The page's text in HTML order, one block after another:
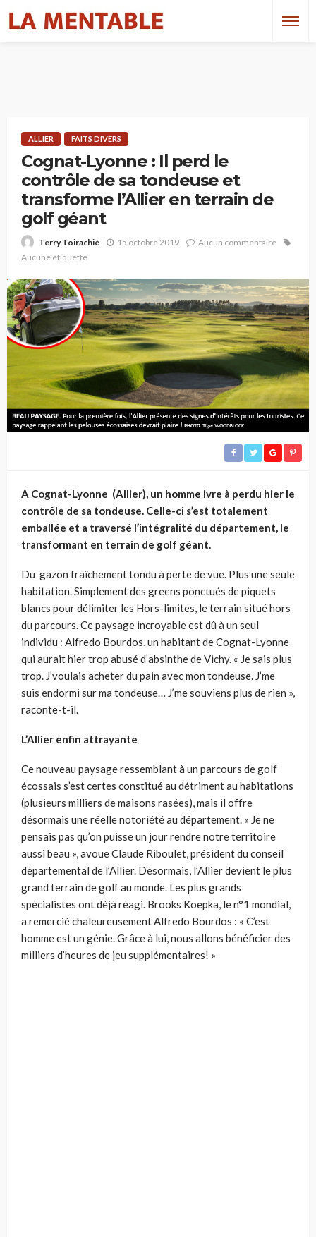
ALLIER FAITS DIVERS
Cognat-Lyonne : Il perd le
contrôle de sa tondeuse et
transforme l’Allier en terrain de
golf géant
Terry Toirachié 15 octobre 2019
Aucun commentaire
Aucune étiquette
A Cognat-Lyonne (Allier), un homme ivre à perdu hier le
contrôle de sa tondeuse. Celle-ci s’est totalement
emballée et a traversé l’intégralité du département, le
transformant en terrain de golf géant.
Du gazon fraîchement tondu à perte de vue. Plus une seule
habitation. Simplement des greens ponctués de piquets
blancs pour délimiter les Hors-limites, le terrain situé hors
du parcours. Ce paysage incroyable est dû à un seul
individu : Alfredo Bourdos, un habitant de Cognat-Lyonne
qui aurait hier trop abusé d’absinthe de Vichy. « Je sais plus
trop. J’voulais acheter du pain avec mon tondeuse. J’me
suis endormi sur ma tondeuse… J’me souviens plus de rien »,
raconte-t-il.
L’Allier enfin attrayante
Ce nouveau paysage ressemblant à un parcours de golf
écossais s’est certes constitué au détriment au habitations
(plusieurs milliers de maisons rasées), mais il offre
désormais une réelle notoriété au département. « Je ne
pensais pas qu’on puisse un jour rendre notre territoire
aussi beau », avoueClaude Riboulet, président du conseil
départemental de l’Allier. Désormais, l’Allier devient le plus
grand terrain de golf au monde. Les plus grands
spécialistes ont déjà réagi. Brooks Koepka, le n°1 mondial,
a remercié chaleureusement Alfredo Bourdos : « C’est
homme est un génie. Grâce à lui, nous allons bénéficier des
milliers d’heures de jeu supplémentaires! »